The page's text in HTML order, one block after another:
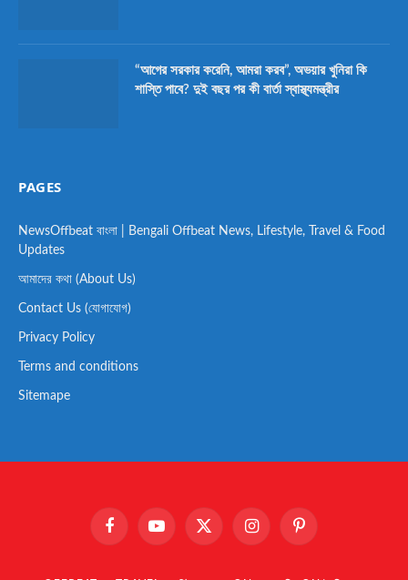
“আগের সরকার করেনি, আমরা করব”, অভয়ার খুনিরা কি
শাস্তি পাবে? দুই বছর পর কী বার্তা স্বাস্থ্যমন্ত্রীর
PAGES
NewsOffbeat বাংলা | Bengali Offbeat News, Lifestyle, Travel & Food
Updates
আমাদের কথা (About Us)
Contact Us (যোগাযোগ)
Privacy Policy
Terms and conditions
Sitemape
FacebookYouTube X
InstagramPinterest